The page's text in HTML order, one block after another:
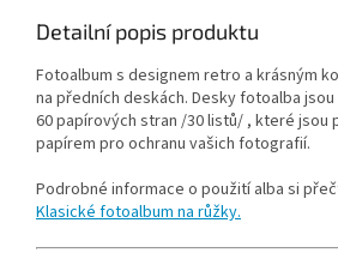
Detailní popis produktu
Fotoalbum s designem retro a krásným
na předních deskách. Desky fotoalba
60 papírových stran /30 listů/ , které jsou
papírem pro ochranu vašich fotografií.
Podrobné informace o použití alba si
Klasické fotoalbum na růžky.